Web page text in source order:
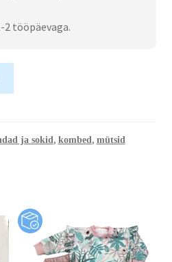
tööpäevaga.
ja sokid, kombed, mütsid